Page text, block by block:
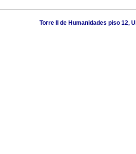
Torre II de Humanidades piso 12,